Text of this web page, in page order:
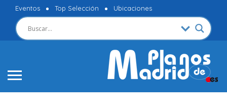
Eventos Top Selección Ubicaciones